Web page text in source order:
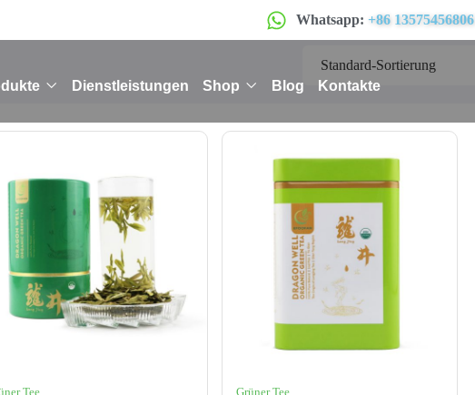
Whatsapp: +86 13575456806
Dienstleistungen Shop Blog Kontakte
Tee Grüner Tee